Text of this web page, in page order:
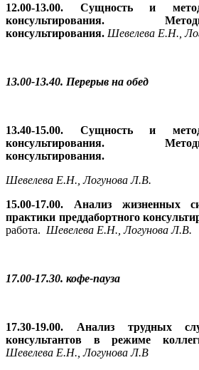
12.00-13.00. Сущность и
консультирования.
консультирования. Шевелева Е.Н.,
13.00-13.40. Перерыв на обед
13.40-15.00. Сущность и
консультирования.
консультирования.
Шевелева Е.Н., Логунова Л.В.
15.00-17.00. Анализ жизненных
практики преддабортного
работа. Шевелева Е.Н., Логунова Л.В.
17.00-17.30. кофе-пауза
17.30-19.00. Анализ трудных
консультантов в режиме
Шевелева Е.Н., Логунова Л.В